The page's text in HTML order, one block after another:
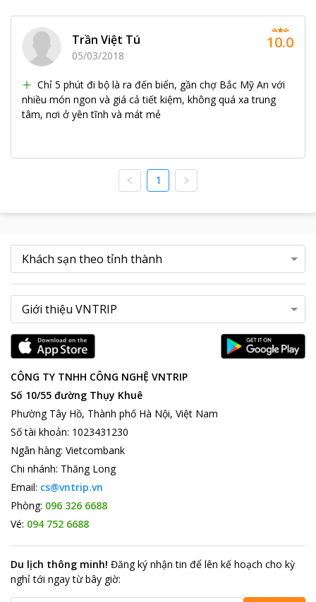
Trần Việt Tú
05/03/2018
Chỉ 5 phút đi bộ là ra đến biển, gần chợ Bắc Mỹ An với
nhiều món ngon và giá cả tiết kiệm, không quá xa trung
tâm, nơi ở yên tĩnh và mát mẻ
10.0
1
CÔNG TY TNHH CÔNG NGHỆ VNTRIP
Số 10/55 đường Thụy Khuê
Phường Tây Hồ, Thành phố Hà Nội, Việt Nam
Số tài khoản: 1023431230
Ngân hàng: Vietcombank
Chi nhánh: Thăng Long
Email: cs@vntrip.vn
Phòng: 096 326 6688
Vé: 094 752 6688
Du lịch thông minh! Đăng ký nhận tin để lên kế hoạch cho kỳ
nghỉ tới ngay từ bây giờ: